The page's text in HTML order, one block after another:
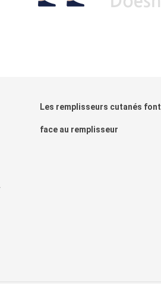
Les remplisseurs cutanés font
face au remplisseur